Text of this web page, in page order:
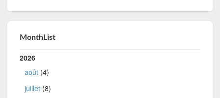
MonthList
2026
août (4)
juillet (8)